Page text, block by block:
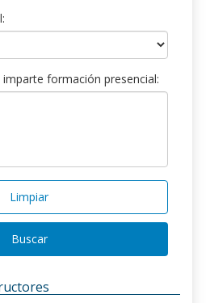
imparte formación presencial:
Limpiar
Buscar